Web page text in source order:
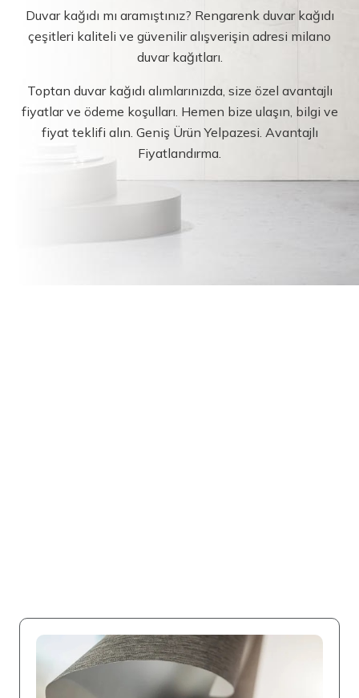
Duvar kağıdı mı aramıştınız? Rengarenk duvar kağıdı
çeşitleri kaliteli ve güvenilir alışverişin adresi milano
duvar kağıtları.
Toptan duvar kağıdı alımlarınızda, size özel avantajlı
fiyatlar ve ödeme koşulları. Hemen bize ulaşın, bilgi ve
fiyat teklifi alın. Geniş Ürün Yelpazesi. Avantajlı
Fiyatlandırma.